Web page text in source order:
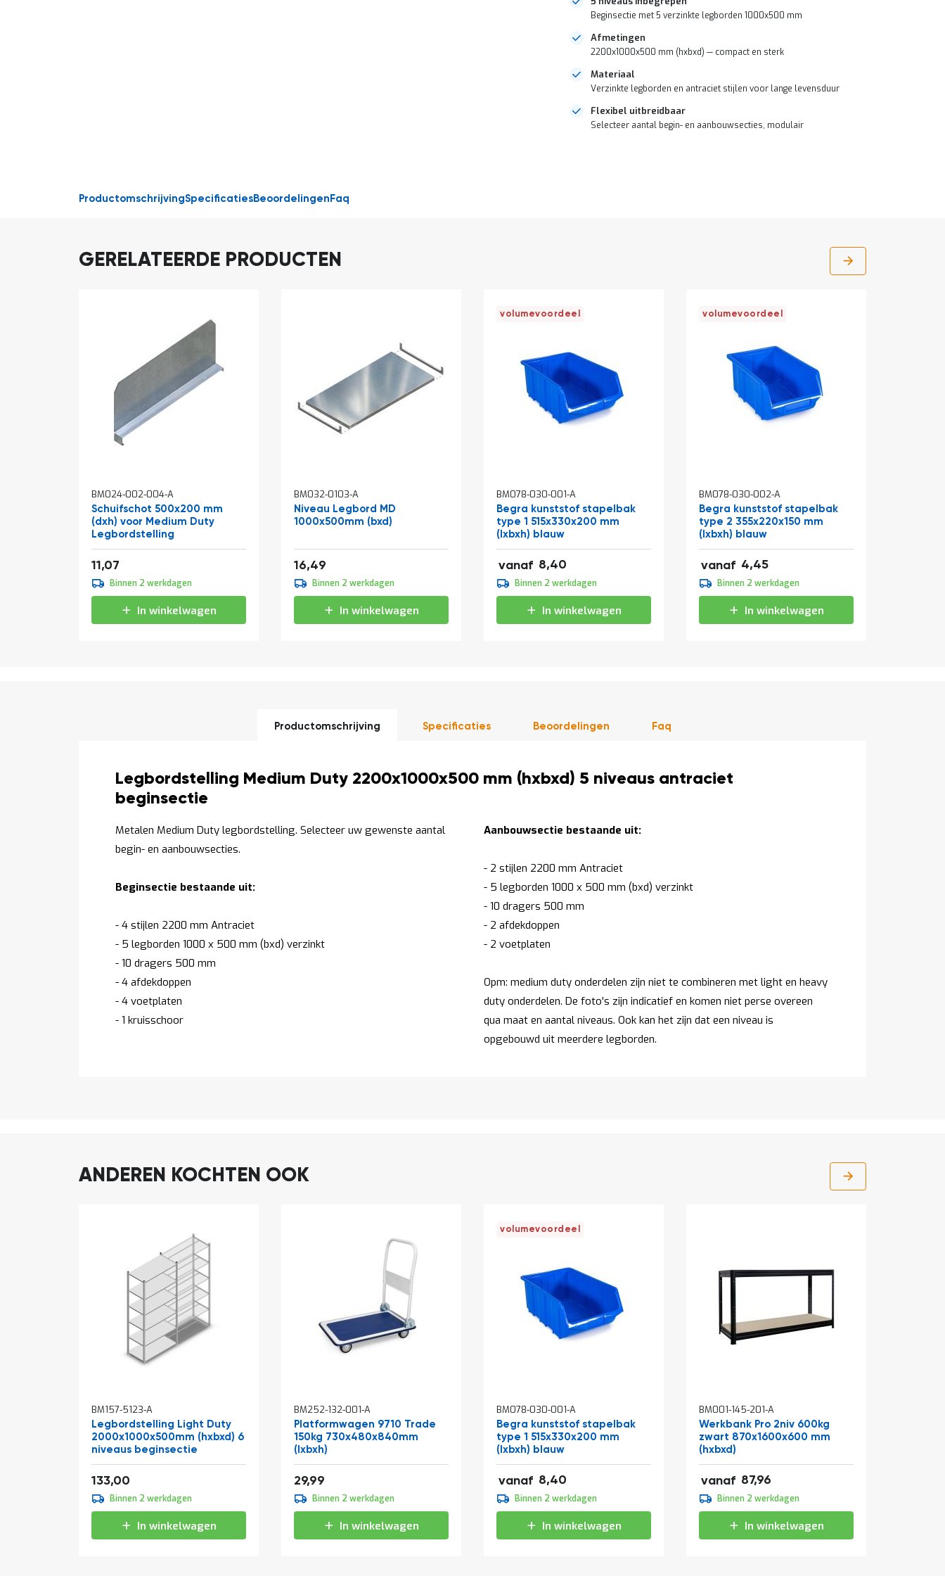
Beginsectie met 5 verzinkte legborden 1000x500 mm
Afmetingen
2200x1000x500 mm (hxbxd) — compact en sterk
Materiaal
Verzinkte legborden en antraciet stijlen voor lange levensduur
Flexibel uitbreidbaar
Selecteer aantal begin- en aanbouwsecties, modulair
ProductomschrijvingSpecificaties Beoordelingen Faq
GERELATEERDE PRODUCTEN
BM024-002-004-A
Schuifschot 500x200 mm
(dxh) voor Medium Duty
Legbordstelling
11,07
Binnen 2 werkdagen
In winkelwagen
BM032-0103-A
Niveau Legbord MD
1000x500mm (bxd)
Vanaf
16,49
Binnen 2 werkdagen
In winkelwagen
volumevoordeel
BM078-030-001-A
Begra kunststof stapelbak
type 1 515x330x200 mm
(lxbxh) blauw
vanaf 8,40
10,16
9,30
11,25Binnen 2 werkdagen
In winkelwagen
volumevoordeel
BM078-030-002-A
Begra kunststof stapelbak
type 2 355x220x150 mm
(lxbxh) blauw
vanaf 4,45
5,38
4,95
5,99Binnen 2 werkdagen
In winkelwagen
Productomschrijving
Productomschrijving
Legbordstelling Medium Duty 2200x1000x500 mm (hxbxd) 5 niveaus antraciet
beginsectie
Metalen Medium Duty legbordstelling. Selecteer uw gewenste aantal
begin- en aanbouwsecties.
Beginsectie bestaande uit:
- 4 stijlen 2200 mm Antraciet
- 5 legborden 1000 x 500 mm (bxd) verzinkt
- 10 dragers 500 mm
- 4 afdekdoppen
- 4 voetplaten
- 1 kruisschoor
Aanbouwsectie bestaande uit:
- 2 stijlen 2200 mm Antraciet
- 5 legborden 1000 x 500 mm (bxd) verzinkt
- 10 dragers 500 mm
- 2 afdekdoppen
- 2 voetplaten
Opm: medium duty onderdelen zijn niet te combineren met light en heavy
duty onderdelen. De foto's zijn indicatief en komen niet perse overeen
qua maat en aantal niveaus. Ook kan het zijn dat een niveau is
opgebouwd uit meerdere legborden.
Specificaties Beoordelingen Faq
ANDEREN KOCHTEN OOK
BM157-5123-A
Legbordstelling Light Duty
2000x1000x500mm (hxbxd) 6
niveaus beginsectie
Vanaf
133,00
Binnen 2 werkdagen
In winkelwagen
BM252-132-001-A
Platformwagen 9710 Trade
150kg 730x480x840mm
(lxbxh)
29,99
winkelwagen
Binnen 2 werkdagen
In winkelwagen
volumevoordeel
BM078-030-001-A
Begra kunststof stapelbak
type 1 515x330x200 mm
(lxbxh) blauw
vanaf 8,40
10,16
9,30
11,25
winkelwagen
Binnen 2 werkdagen
In winkelwagen
BM001-145-201-A
Werkbank Pro 2niv 600kg
zwart 870x1600x600 mm
(hxbxd)
vanaf 87,96
106,43
109,95
133,04
winkelwagen
Binnen 2 werkdagen
In winkelwagen